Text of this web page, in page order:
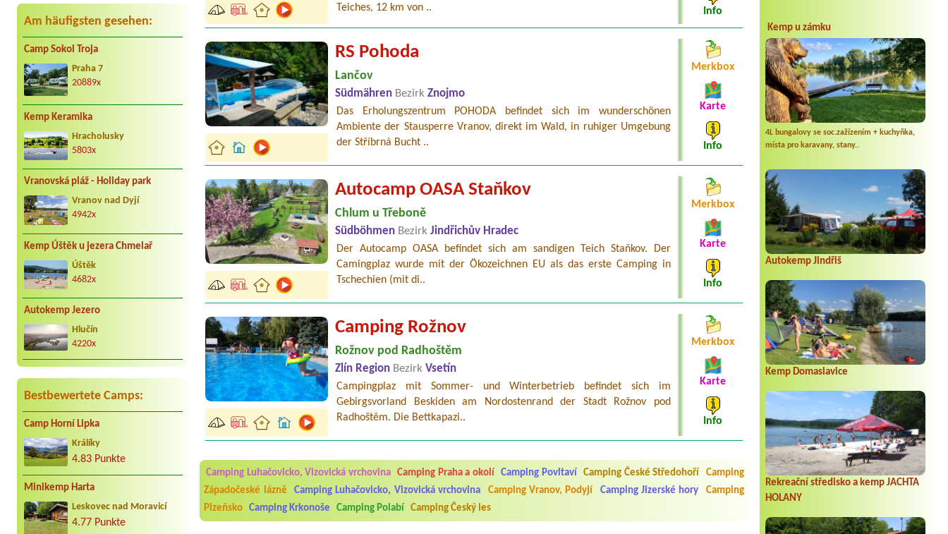
Am häufigsten gesehen:
Camp Sokol Troja
Praha 7
20889x
Kemp Keramika
Hracholusky
5803x
Vranovská pláž - Holiday park
Vranov nad Dyjí
4942x
Kemp Úštěk u jezera Chmelař
Úštěk
4682x
Autokemp Jezero
Hlučín
4220x
Bestbewertete Camps:
Camp Horní Lipka
Králíky
4.83 Punkte
Minikemp Harta
Leskovec nad Moravicí
4.77 Punkte
Kemp u zámku
4L bungalovy se soc.zažízením + kuchyňka,
místa pro karavany, stany..
Autokemp Jindřiš
Kemp Domaslavice
Rekreační středisko a kemp JACHTA
HOLANY
Teiches, 12 km von ..
Info
RS Pohoda
Lančov
Südmähren Bezirk Znojmo
Das Erholungszentrum POHODA befindet sich im wunderschönen
Ambiente der Stausperre Vranov, direkt im Wald, in ruhiger Umgebung
der Stříbrná Bucht ..
Merkbox
Karte
Info
Autocamp OASA Staňkov
Chlum u Třeboně
Südböhmen Bezirk Jindřichův Hradec
Der Autocamp OASA befindet sich am sandigen Teich Staňkov. Der
Camingplaz wurde mit der Ökozeichnen EU als das erste Camping in
Tschechien (mit di..
Merkbox
Karte
Info
Camping Rožnov
Rožnov pod Radhoštěm
Zlín Region Bezirk Vsetín
Campingplaz mit Sommer- und Winterbetrieb befindet sich im
Gebirgsvorland Beskiden am Nordostenrand der Stadt Rožnov pod
Radhoštěm. Die Bettkapazi..
Merkbox
Karte
Info
Camping Luhačovicko, Vizovická vrchovina Camping Praha a okolí Camping Povltaví Camping České Středohoří
Camping
Západočeské lázně
Camping Luhačovicko, Vizovická vrchovina Camping Vranov, Podyjí Camping Jizerské hory
Camping
Plzeňsko
Camping Krkonoše Camping Polabí Camping Český les
Aneta Melicharová***
utěrky, což při množství návštěvníků není samozřejmost. V kempu je obchod a restaurace, kebab a další občerstvení. Co nás ale
velice zklamalo byl celodenní hluk z repráků u stanů a absolutní bezohlednost ostatních ubytovaných. Přes den jsem si připadala
jak na pouti- z každého koutu hrála jiná hudba.Kemp pěkný, ale takový rámus jsme ještě nezažili...
Jana*****
Chtěli jsme být týden,byli jsme dva. Na začátku prázdnin. Přijeli jsme karavanem. Klid pohoda socialky nové krásné čisté,koupání